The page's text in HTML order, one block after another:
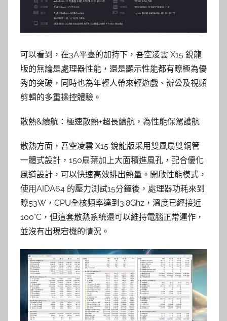
可以看到，在3A平臺的加持下，吾空凌雲 X15 銳龍
版的無論是處理器性能，還是顯示性能都有瞭極為優
秀的突破，同時也為年輕人帶來輕遊戲、辦公及視頻
剪輯的多重操控體驗。
散熱&續航：極速散熱+超長續航，為性能保駕護航
散熱方面，吾空凌雲 X15 銳龍版采用雙風扇雙銅管
一體式設計，150扇葉加上大面積進風孔，配合優化
風道設計，可以快速高效排出熱量。開啟性能模式，
使用AIDA64 的壓力測試15分鐘後，處理器功耗來到
瞭53W，CPU全核頻率達到3.8Ghz，溫度已經接近
100°C，但這套散熱系統還可以維持電腦正常運作，
並沒有出現宕機的情況。